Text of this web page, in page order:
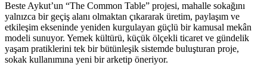
Beste Aykut’un “The Common Table” projesi, mahalle sokağını
yalnızca bir geçiş alanı olmaktan çıkararak üretim, paylaşım ve
etkileşim ekseninde yeniden kurgulayan güçlü bir kamusal mekân
modeli sunuyor. Yemek kültürü, küçük ölçekli ticaret ve gündelik
yaşam pratiklerini tek bir bütünleşik sistemde buluşturan proje,
sokak kullanımına yeni bir arketip öneriyor.